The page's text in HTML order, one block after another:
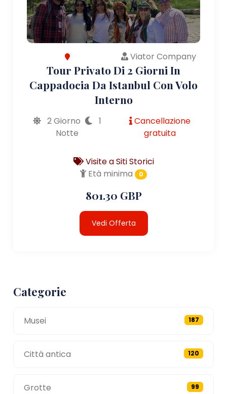
Viator Company
Tour Privato Di 2 Giorni In
Cappadocia Da Istanbul Con Volo
Interno
2 Giorno
1
Notte
Cancellazione
gratuita
Visite a Siti Storici
Età minima
0
801.30 GBP
Vedi Offerta
Categorie
Musei 187
Città antica 120
Grotte 99